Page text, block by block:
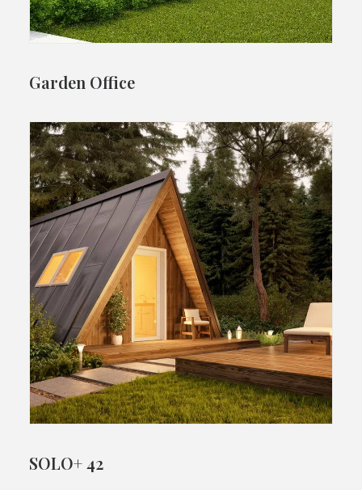
Garden Office
SOLO+ 42